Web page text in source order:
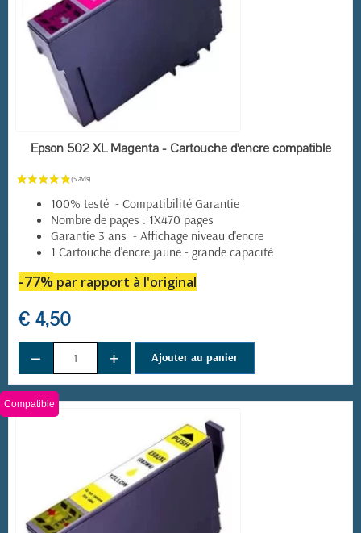
EN STOCK
Epson 502 XL Magenta - Cartouche d'encre compatible
100% testé - Compatibilité Garantie
Nombre de pages : 1X470 pages
Garantie 3 ans - Affichage niveau d'encre
1 Cartouche d'encre jaune - grande capacité
-77% par rapport à l'original
€ 4,50
− + Ajouter au panier
Compatible